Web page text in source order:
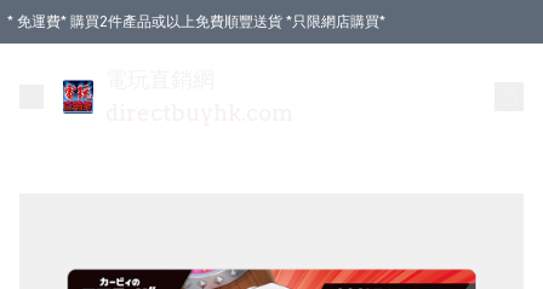
* 免運費* 購買2件產品或以上免費順豐送貨 *只限網店購買*